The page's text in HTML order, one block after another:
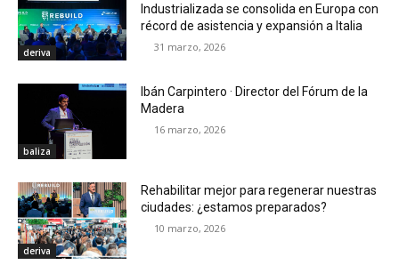
deriva
Industrializada se consolida en Europa con
récord de asistencia y expansión a Italia
31 marzo, 2026
baliza
Ibán Carpintero · Director del Fórum de la
Madera
16 marzo, 2026
deriva
Rehabilitar mejor para regenerar nuestras
ciudades: ¿estamos preparados?
10 marzo, 2026